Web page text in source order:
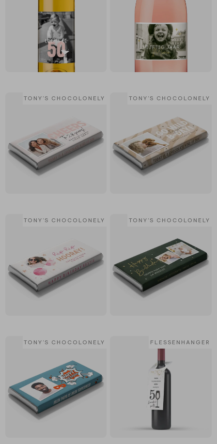
TONY'S CHOCOLONELY TONY'S CHOCOLONELY
TONY'S CHOCOLONELY TONY'S CHOCOLONELY
TONY'S CHOCOLONELY FLESSENHANGER